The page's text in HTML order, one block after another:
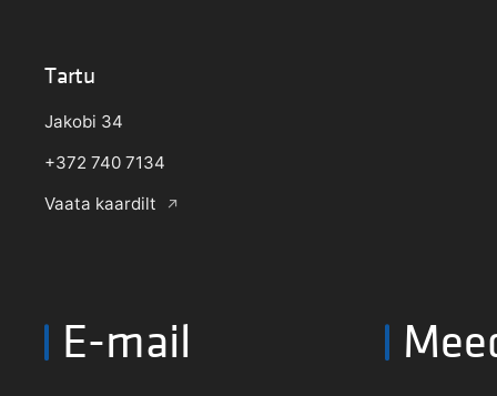
Tartu
Jakobi 34
+372 740 7134
Vaata kaardilt
E-mail